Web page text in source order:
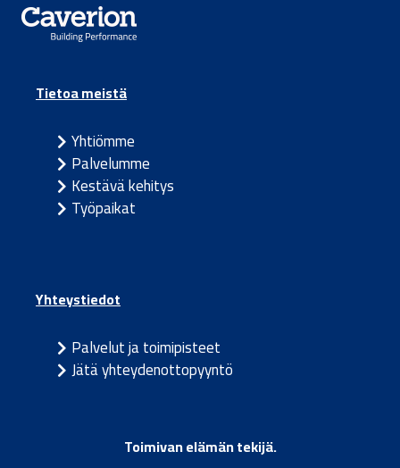
Tietoa meistä
Yhtiömme
Palvelumme
Kestävä kehitys
Työpaikat
Yhteystiedot
Palvelut ja toimipisteet
Jätä yhteydenottopyyntö
Toimivan elämän tekijä.